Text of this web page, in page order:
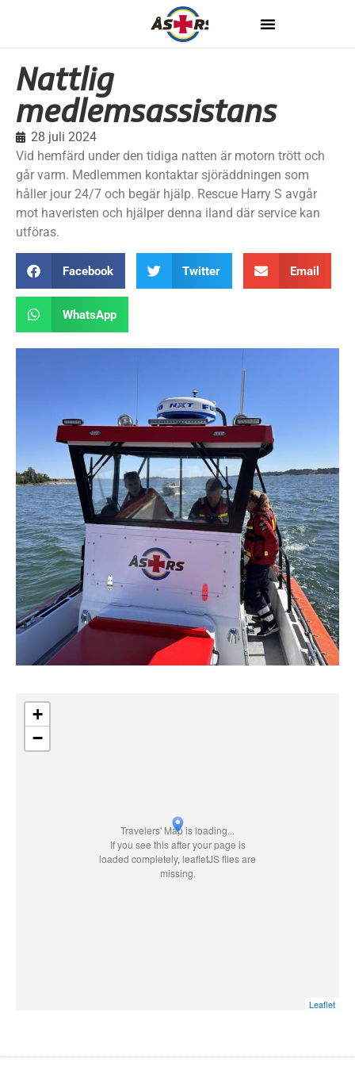
Nattlig
medlemsassistans
28 juli 2024
Vid hemfärd under den tidiga natten är motorn trött och
går varm. Medlemmen kontaktar sjöräddningen som
håller jour 24/7 och begär hjälp. Rescue Harry S avgår
mot haveristen och hjälper denna iland där service kan
utföras.
Facebook Twitter Email
WhatsApp
Travelers' Map is loading...
If you see this after your page is
loaded completely, leafletJS files are
missing.
+
−
Leaflet